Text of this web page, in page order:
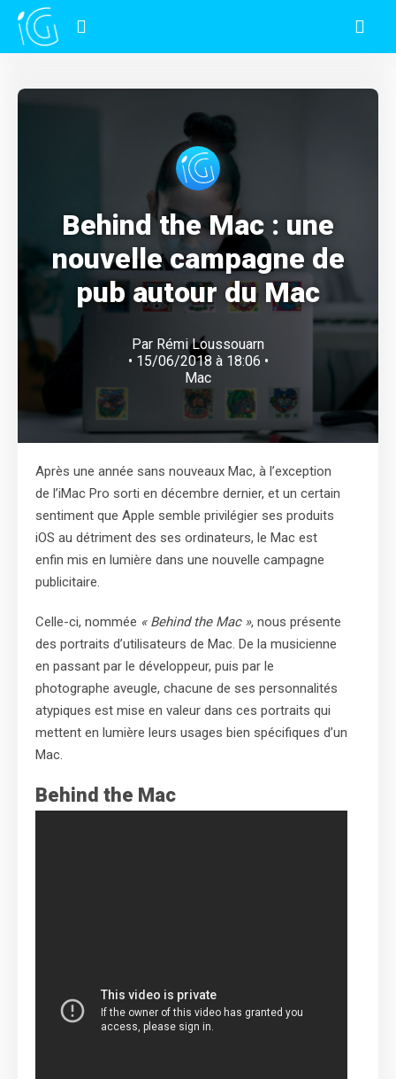
Behind the Mac : une
nouvelle campagne de
pub autour du Mac
Par Rémi Loussouarn
• 15/06/2018 à 18:06 •
Mac
Après une année sans nouveaux Mac, à l’exception
de l’iMac Pro sorti en décembre dernier, et un certain
sentiment que Apple semble privilégier ses produits
iOS au détriment des ses ordinateurs, le Mac est
enfin mis en lumière dans une nouvelle campagne
publicitaire.
Celle-ci, nommée « Behind the Mac », nous présente
des portraits d’utilisateurs de Mac. De la musicienne
en passant par le développeur, puis par le
photographe aveugle, chacune de ses personnalités
atypiques est mise en valeur dans ces portraits qui
mettent en lumière leurs usages bien spécifiques d’un
Mac.
Behind the Mac